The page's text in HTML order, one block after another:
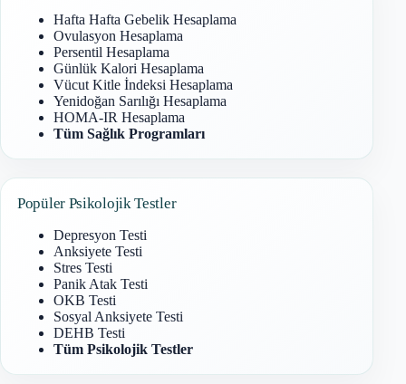
Hafta Hafta Gebelik Hesaplama
Ovulasyon Hesaplama
Persentil Hesaplama
Günlük Kalori Hesaplama
Vücut Kitle İndeksi Hesaplama
Yenidoğan Sarılığı Hesaplama
HOMA-IR Hesaplama
Tüm Sağlık Programları
Popüler Psikolojik Testler
Depresyon Testi
Anksiyete Testi
Stres Testi
Panik Atak Testi
OKB Testi
Sosyal Anksiyete Testi
DEHB Testi
Tüm Psikolojik Testler